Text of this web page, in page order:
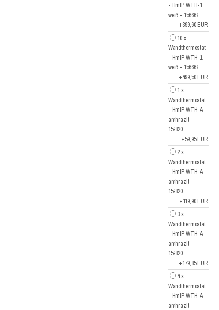
- HmIP WTH-1
weiß - 156669
+399,60 EUR
10 x
Wandthermostat
- HmIP WTH-1
weiß - 156669
+499,50 EUR
1 x
Wandthermostat
- HmIP WTH-A
anthrazit -
159820
+59,95 EUR
2 x
Wandthermostat
- HmIP WTH-A
anthrazit -
159820
+119,90 EUR
3 x
Wandthermostat
- HmIP WTH-A
anthrazit -
159820
+179,85 EUR
4 x
Wandthermostat
- HmIP WTH-A
anthrazit -